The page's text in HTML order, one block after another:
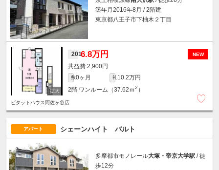
築年月2016年8月 / 2階建
東京都八王子市下柚木２丁目
NEW
2016.8万円
2,900円
敷0ヶ月 礼10.2万円
2階 ワンルーム（37.62ｍ2 ）
ピタットハウス阿佐ヶ谷店
アパート シェーンハイト バルト
多摩都市モノレール大塚・帝京大学駅 / 徒
歩12分